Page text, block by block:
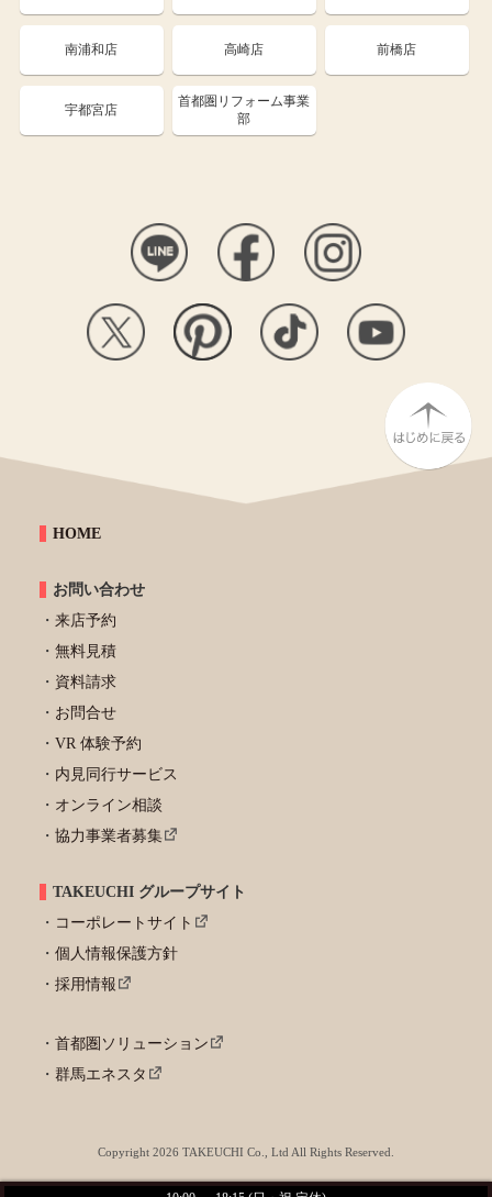
南浦和店 高崎店 前橋店
宇都宮店
首都圏リフォーム事業
部
HOME
お問い合わせ
来店予約
無料見積
資料請求
お問合せ
VR 体験予約
内見同行サービス
オンライン相談
協力事業者募集
TAKEUCHI グループサイト
コーポレートサイト
個人情報保護方針
採用情報
首都圏ソリューション
群馬エネスタ
Copyright 2026 TAKEUCHI Co., Ltd All Rights Reserved.